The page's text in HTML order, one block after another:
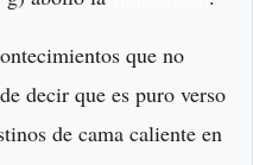
que no
decir que es puro verso
de cama caliente en